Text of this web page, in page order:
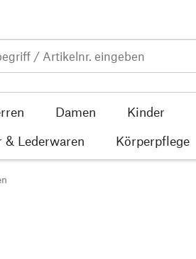
Damen Kinder
& Lederwaren Körperpflege